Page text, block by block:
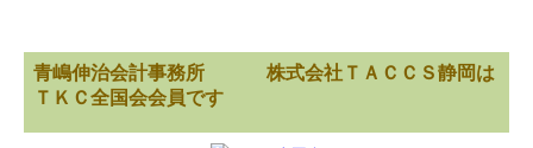
青嶋伸治会計事務所 株式会社ＴＡＣＣＳ静岡は
ＴＫＣ全国会会員です